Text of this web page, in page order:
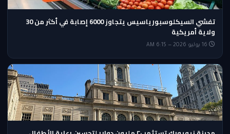
تفشي السيكلوسبورياسيس يتجاوز 6000 إصابة في أكثر من 30
ولاية أمريكية